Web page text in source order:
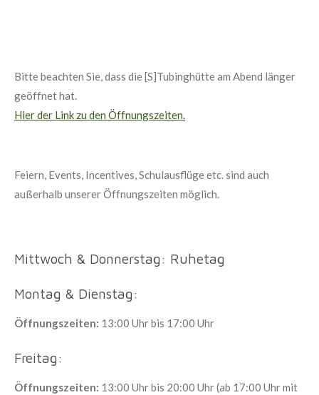
Bitte beachten Sie, dass die [S]Tubinghütte am Abend länger
geöffnet hat.
Hier der Link zu den Öffnungszeiten.
Feiern, Events, Incentives, Schulausflüge etc. sind auch
außerhalb unserer Öffnungszeiten möglich.
Mittwoch & Donnerstag: Ruhetag
Montag & Dienstag:
Öffnungszeiten: 13:00 Uhr bis 17:00 Uhr
Freitag:
Öffnungszeiten: 13:00 Uhr bis 20:00 Uhr (ab 17:00 Uhr mit